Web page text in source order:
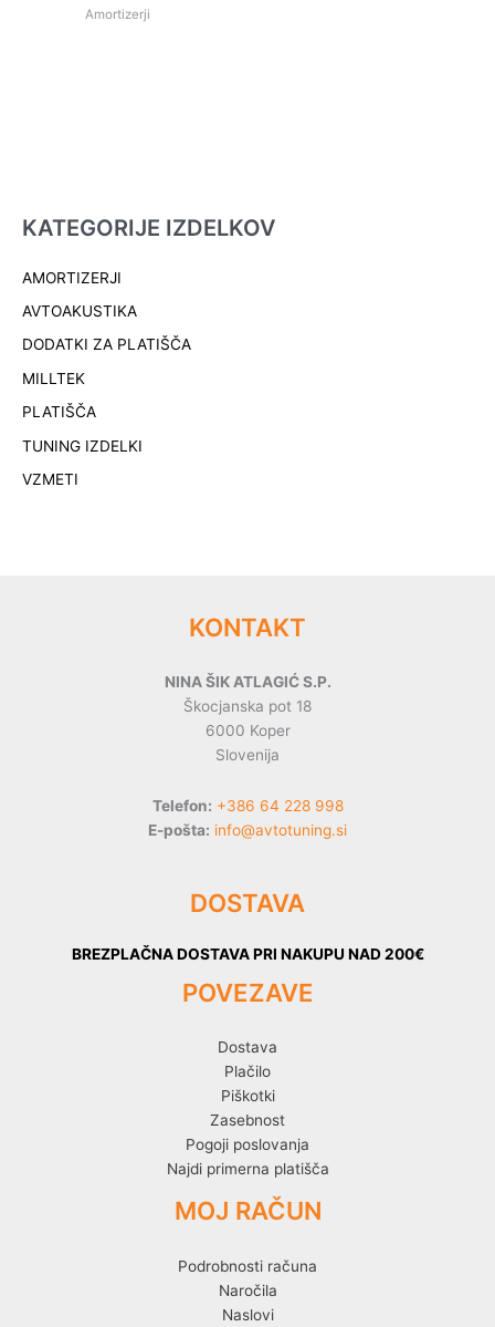
KATEGORIJE IZDELKOV
AMORTIZERJI
AVTOAKUSTIKA
DODATKI ZA PLATIŠČA
MILLTEK
PLATIŠČA
TUNING IZDELKI
VZMETI
Amortizerji
KONTAKT
NINA ŠIK ATLAGIĆ S.P.
Škocjanska pot 18
6000 Koper
Slovenija
Telefon: +386 64 228 998
E-pošta: info@avtotuning.si
DOSTAVA
BREZPLAČNA DOSTAVA PRI NAKUPU NAD 200€
POVEZAVE
Dostava
Plačilo
Piškotki
Zasebnost
Pogoji poslovanja
Najdi primerna platišča
MOJ RAČUN
Podrobnosti računa
Naročila
Naslovi